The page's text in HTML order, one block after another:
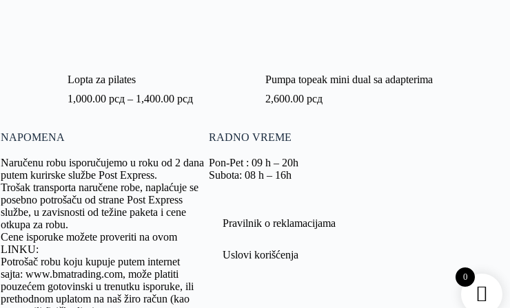
Lopta za pilates
1,000.00 рсд – 1,400.00 рсд
Pumpa topeak mini dual sa adapterima
2,600.00рсд
NAPOMENA
Naručenu robu isporučujemo u roku od 2 dana
putem kurirske službe Post Express.
Trošak transporta naručene robe, naplaćuje se
posebno potrošaču od strane Post Express
službe, u zavisnosti od težine paketa i cene
otkupa za robu.
Cene isporuke možete proveriti na ovom
LINKU:
Potrošač robu koju kupuje putem internet
sajta: www.bmatrading.com, može platiti
pouzećem gotovinski u trenutku isporuke, ili
prethodnom uplatom na naš žiro račun (kao
RADNO VREME
Pon-Pet : 09 h – 20h
Subota: 08 h – 16h
Pravilnik o reklamacijama
Uslovi korišćenja
0